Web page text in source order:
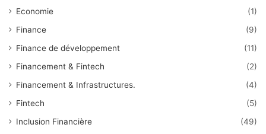
Economie
(1)
Finance
(9)
Finance de développement
(11)
Financement & Fintech
(2)
Financement & Infrastructures.
(4)
Fintech
(5)
Inclusion Financière
(49)